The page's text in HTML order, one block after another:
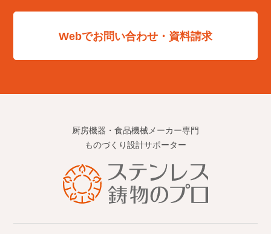
Webでお問い合わせ・資料請求
厨房機器・食品機械メーカー専門
ものづくり設計サポーター